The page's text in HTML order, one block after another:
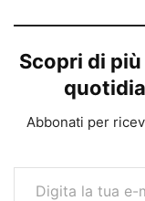
Scopri di
Abbonati per
Digita la tua e-mail...